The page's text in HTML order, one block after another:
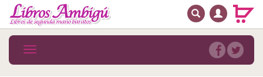
MENÚ PRINCIPAL
Novedades
BUSCAR
Toggle
navigation